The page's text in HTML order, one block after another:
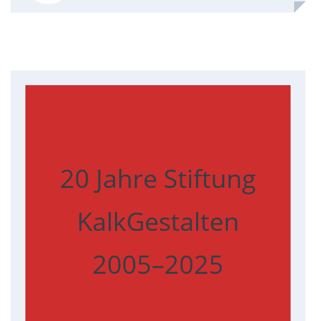
20 Jahre Stiftung
KalkGestalten
2005–2025